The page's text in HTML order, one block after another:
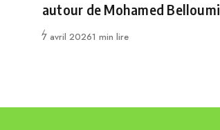
autour de Mohamed Belloumi
Publié
7 avril 20261 min lire